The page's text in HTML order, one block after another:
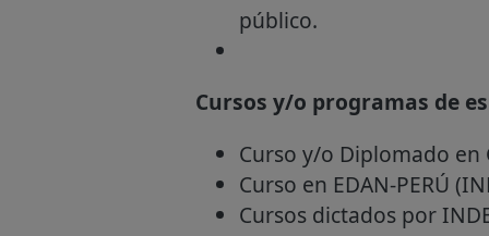
público.
Cursos y/o programas de
Curso y/o Diplomado en
Curso en EDAN-PERÚ
Cursos dictados por